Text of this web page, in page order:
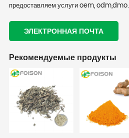
предоставляем услуги oem, odm,dmo.
ЭЛЕКТРОННАЯ ПОЧТА
Рекомендуемые продукты